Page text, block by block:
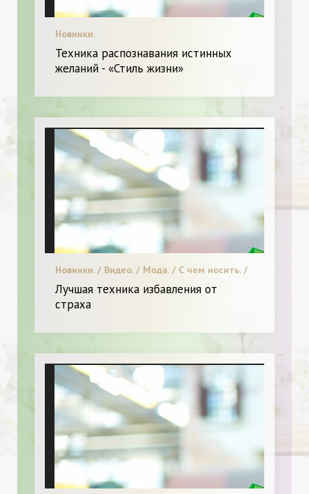
Новинки.
Техника распознавания истинных
желаний - «Стиль жизни»
Новинки. / Видео. / Мода. / С чем носить. /
Высокая мода. / Битва стилистов. / Диета
и питание. / Я Женщина - Разное
Лучшая техника избавления от
страха